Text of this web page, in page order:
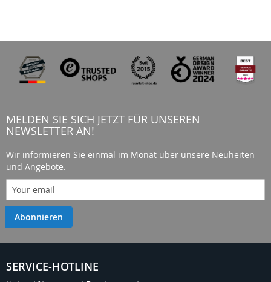
MELDEN SIE SICH JETZT FÜR UNSEREN
NEWSLETTER AN!
Wir informieren Sie einmal im Monat über unsere Neuheiten
und Angebote.
Abonnieren
SERVICE-HOTLINE